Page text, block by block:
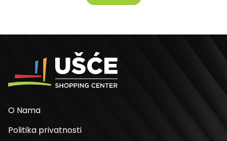
O Nama
Politika privatnosti